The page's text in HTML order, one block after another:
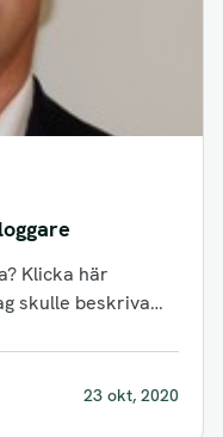
Klicka här
skulle beskriva
23 okt, 2020